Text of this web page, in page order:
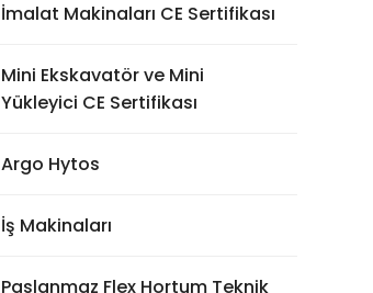
İmalat Makinaları CE Sertifikası
Mini Ekskavatör ve Mini
Yükleyici CE Sertifikası
Argo Hytos
İş Makinaları
Paslanmaz Flex Hortum Teknik